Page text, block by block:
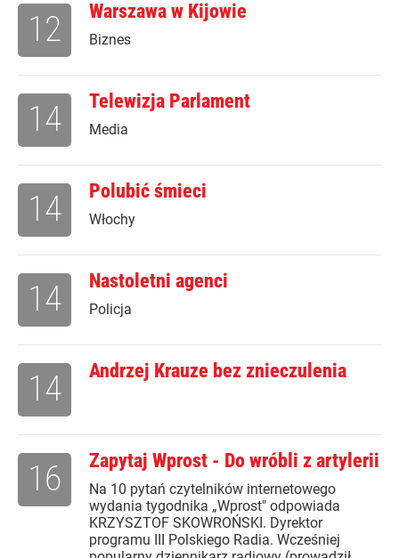
Warszawa w Kijowie
Biznes
12
Telewizja Parlament
Media
14
Polubić śmieci
Włochy
14
Nastoletni agenci
Policja
14
Andrzej Krauze bez znieczulenia
14
Zapytaj Wprost - Do wróbli z artylerii
Na 10 pytań czytelników internetowego
wydania tygodnika „Wprost" odpowiada
KRZYSZTOF SKOWROŃSKI. Dyrektor
programu III Polskiego Radia. Wcześniej
16